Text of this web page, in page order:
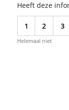
Heeft deze
1 2 3
Helemaal niet